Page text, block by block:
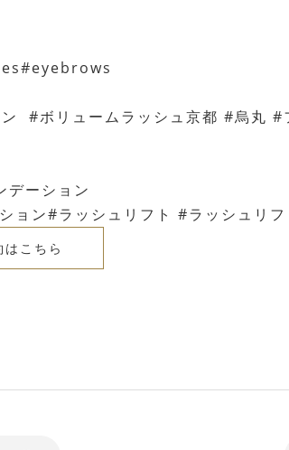
#ボリュームラッシュ京都 #烏丸 #
ーション
ョン#ラッシュリフト #ラッシュリフ
はこちら